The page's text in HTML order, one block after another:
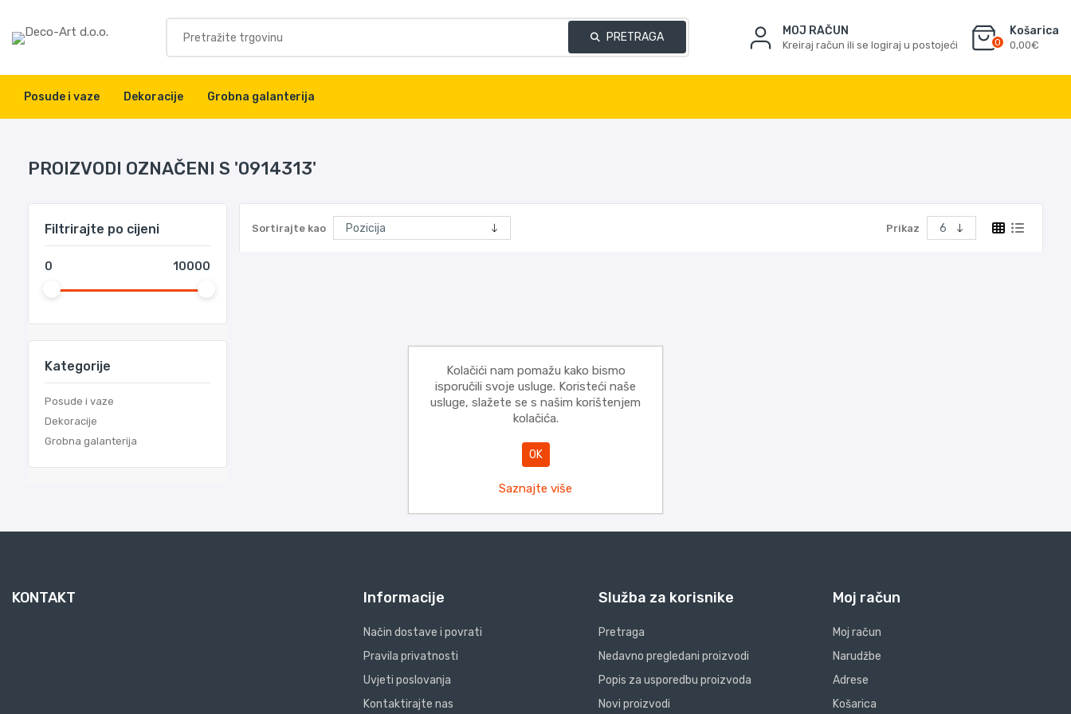
MOJ RAČUN
Kreiraj račun ili se logiraj u postojeći 0
Košarica
0,00€
PRETRAGA
Posude i vaze Dekoracije Grobna galanterija
PROIZVODI OZNAČENI S '0914313'
Filtrirajte po cijeni
0 10000
Kategorije
Posude i vaze
Dekoracije
Grobna galanterija
Sortirajte kao Prikaz
KONTAKT Informacije
Način dostave i povrati
Pravila privatnosti
Uvjeti poslovanja
Kontaktirajte nas
Služba za korisnike
Pretraga
Nedavno pregledani proizvodi
Popis za usporedbu proizvoda
Novi proizvodi
Moj račun
Moj račun
Narudžbe
Adrese
Košarica
Kolačići nam pomažu kako bismo
isporučili svoje usluge. Koristeći naše
usluge, slažete se s našim korištenjem
kolačića.
OK
Saznajte više